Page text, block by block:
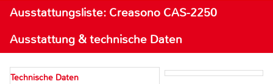
Ausstattungsliste: Creasono CAS-2250
Ausstattung & technische Daten
Technische Daten